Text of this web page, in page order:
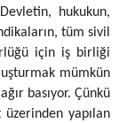
hukukun,
tüm sivil
için iş birliği
mümkün
basıyor. Çünkü
yapılan